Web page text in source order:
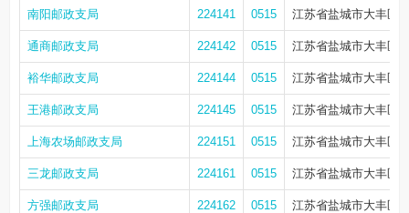
南阳邮政支局 224141 0515 江苏省盐城市大丰区
通商邮政支局 224142 0515 江苏省盐城市大丰区
裕华邮政支局 224144 0515 江苏省盐城市大丰区
王港邮政支局 224145 0515 江苏省盐城市大丰区
上海农场邮政支局 224151 0515 江苏省盐城市大丰区
三龙邮政支局 224161 0515 江苏省盐城市大丰区
方强邮政支局 224162 0515 江苏省盐城市大丰区